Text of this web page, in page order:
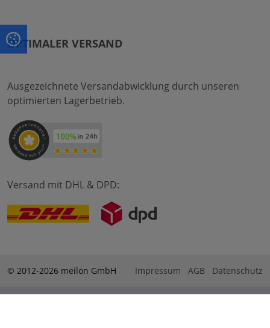
OPTIMALER VERSAND
Ausgezeichnete Versandabwicklung durch unseren
optimierten Lagerbetrieb.
Versand mit DHL & DPD:
© 2012-2026 meilon GmbH Impressum AGB Datenschutz